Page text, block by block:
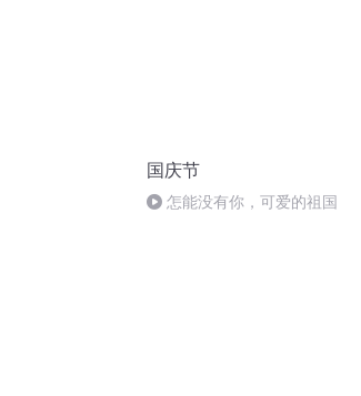
国庆节
怎能没有你，可爱的祖国